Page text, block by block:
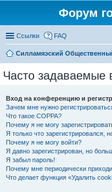
Форум
Ссылки FAQ
Силламяэский
Часто задаваемые
Вход на конференцию и
Зачем мне нужно
Что такое COPPA?
Почему я не могу
Я только что зарегистрировался,
Почему я не могу войти?
Я давно зарегистрирован, но
Я забыл пароль!
Почему мне периодически
Что делает функция «Удалить